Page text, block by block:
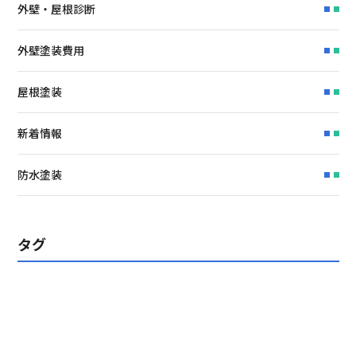
外壁・屋根診断
外壁塗装費用
屋根塗装
新着情報
防水塗装
タグ